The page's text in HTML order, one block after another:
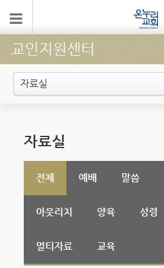
교인지원센터
자료실
자료실
전체 예배 말씀
아웃리치 양육 성령
멀티자료 교육